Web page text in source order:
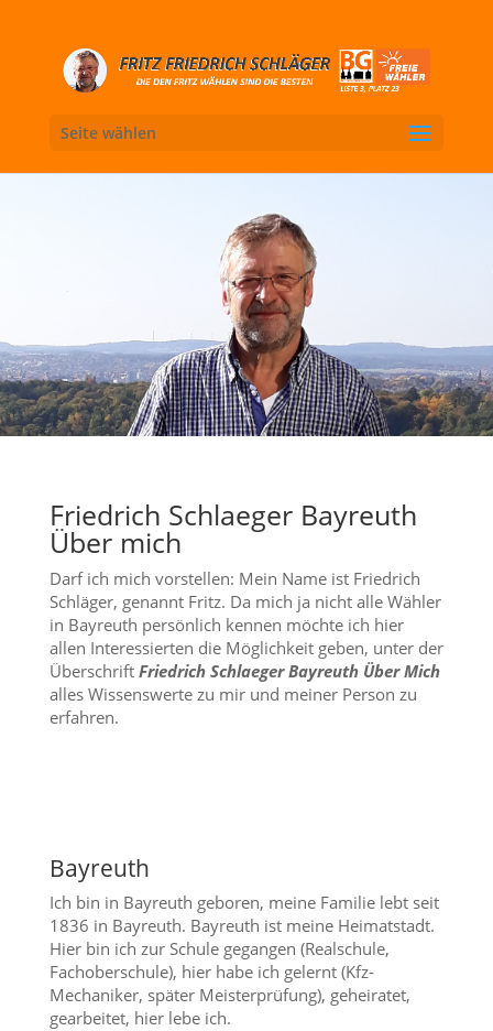
Seite wählen
Friedrich Schlaeger Bayreuth
Über mich
Darf ich mich vorstellen: Mein Name ist Friedrich
Schläger, genannt Fritz. Da mich ja nicht alle Wähler
in Bayreuth persönlich kennen möchte ich hier
allen Interessierten die Möglichkeit geben, unter der
Überschrift Friedrich Schlaeger Bayreuth Über Mich
alles Wissenswerte zu mir und meiner Person zu
erfahren.
Bayreuth
Ich bin in Bayreuth geboren, meine Familie lebt seit
1836 in Bayreuth. Bayreuth ist meine Heimatstadt.
Hier bin ich zur Schule gegangen (Realschule,
Fachoberschule), hier habe ich gelernt (Kfz-
Mechaniker, später Meisterprüfung), geheiratet,
gearbeitet, hier lebe ich.